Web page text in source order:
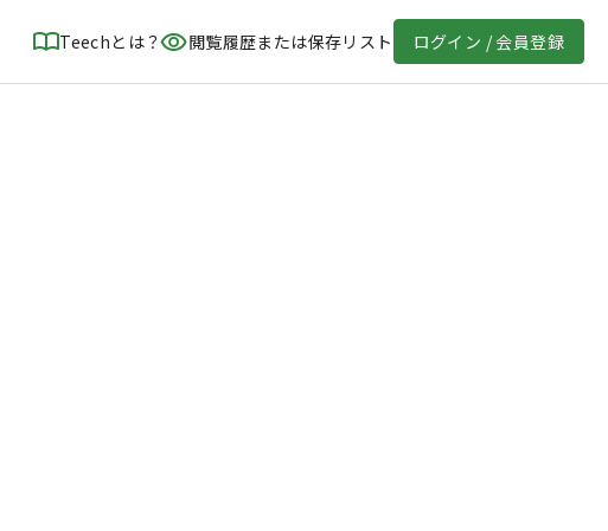
Teechとは？ 閲覧履歴または保存リスト ログイン / 会員登録